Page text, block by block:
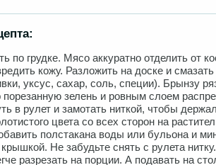
по грудке. Мясо аккуратно отделить от
кожу. Разложить на доске и смазать
уксус, сахар, соль, специи). Брынзу
порезанную зелень и ровным слоем
в рулет и замотать ниткой, чтобы
цвета со всех сторон на
полстакана воды или бульона и
Не забудьте снять с рулета
разрезать на порции. А подавать на